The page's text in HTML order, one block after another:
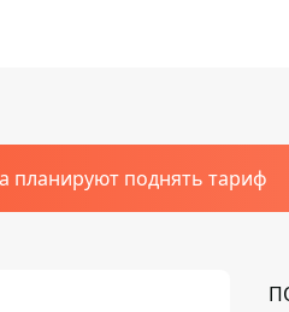
планируют поднять тариф